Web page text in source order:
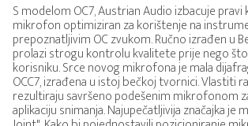
S modelom OC7, Austrian Audio izbacuje
mikrofon optimiziran za korištenje na
prepoznatljivim OC zvukom. Ručno izrađen u
prolazi strogu kontrolu kvalitete prije nego
korisniku. Srce novog mikrofona je mala
OCC7, izrađena u istoj bečkoj tvornici. Vlastiti
rezultiraju savršeno podešenim mikrofonom
aplikaciju snimanja. Najupečatljivija značajka je